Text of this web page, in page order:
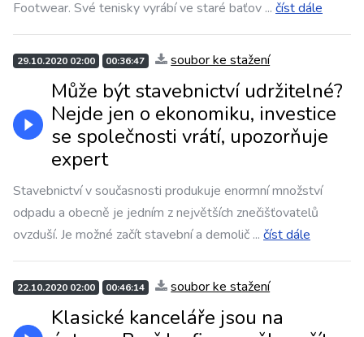
Footwear. Své tenisky vyrábí ve staré baťov ... číst dále
29.10.2020 02:00 00:36:47 soubor ke stažení
Může být stavebnictví udržitelné?
Nejde jen o ekonomiku, investice
se společnosti vrátí, upozorňuje
expert
Stavebnictví v současnosti produkuje enormní množství
odpadu a obecně je jedním z největších znečišťovatelů
ovzduší. Je možné začít stavební a demolič ... číst dále
22.10.2020 02:00 00:46:14 soubor ke stažení
Klasické kanceláře jsou na